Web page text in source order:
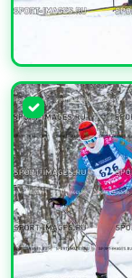
УВЕЛИЧИТЬ